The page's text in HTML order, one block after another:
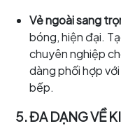
Vẻ ngoài sang
bóng, hiện đại.
chuyên nghiệp
dàng phối hợp
bếp.
5. ĐA DẠNG VỀ